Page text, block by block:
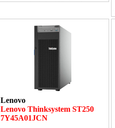
Lenovo
Lenovo Thinksystem ST250
7Y45A01JCN